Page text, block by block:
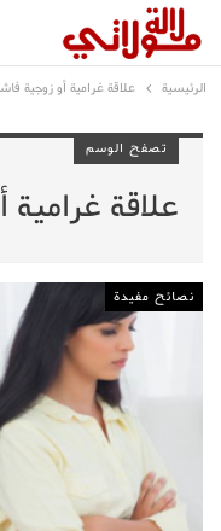
الرئيسية علاقة غرامية أو زوجية
تصفح الوسم
علاقة
نصائح مفيدة